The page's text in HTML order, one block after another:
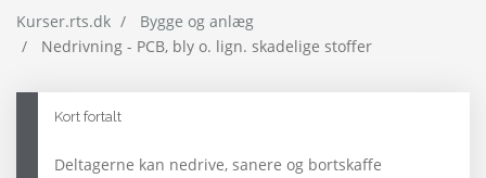
Kurser.rts.dk
Bygge og anlæg
Nedrivning - PCB, bly o. lign. skadelige stoffer
Kort fortalt
Deltagerne kan nedrive, sanere og bortskaffe